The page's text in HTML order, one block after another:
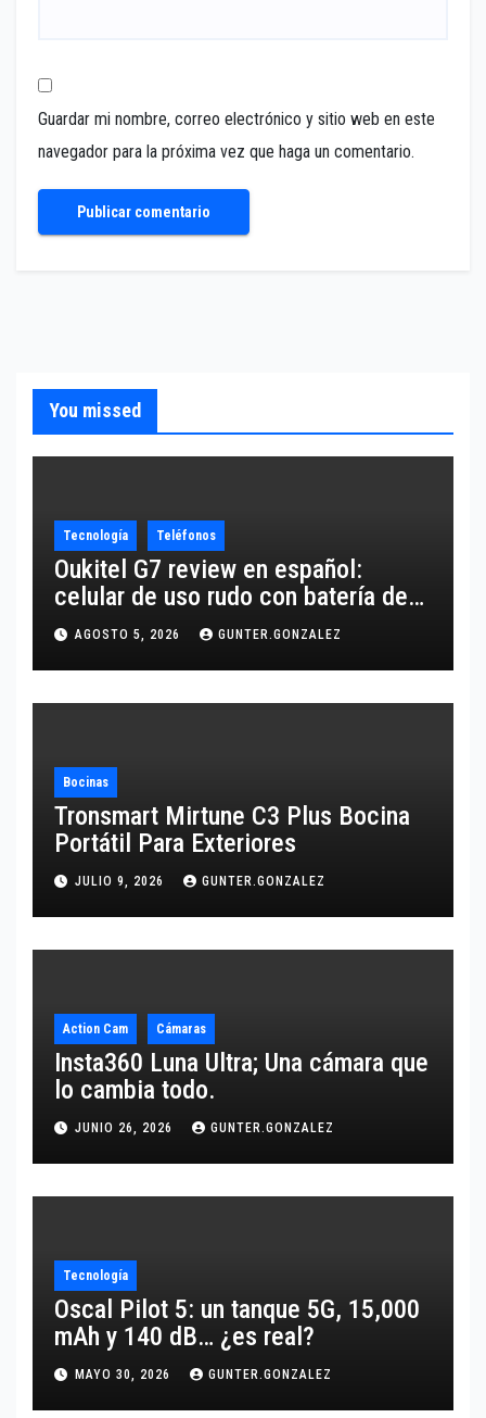
Guardar mi nombre, correo electrónico y sitio web en este
navegador para la próxima vez que haga un comentario.
You missed
Tecnología Teléfonos
Oukitel G7 review en español:
celular de uso rudo con batería de
10,600 mAh
AGOSTO 5, 2026 GUNTER.GONZALEZ
Bocinas
Tronsmart Mirtune C3 Plus Bocina
Portátil Para Exteriores
JULIO 9, 2026 GUNTER.GONZALEZ
Action Cam Cámaras
Insta360 Luna Ultra; Una cámara que
lo cambia todo.
JUNIO 26, 2026 GUNTER.GONZALEZ
Tecnología
Oscal Pilot 5: un tanque 5G, 15,000
mAh y 140 dB… ¿es real?
MAYO 30, 2026 GUNTER.GONZALEZ